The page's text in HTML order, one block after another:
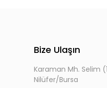
Bize Ulaşın
Karaman Mh. Selim
Nilüfer/Bursa